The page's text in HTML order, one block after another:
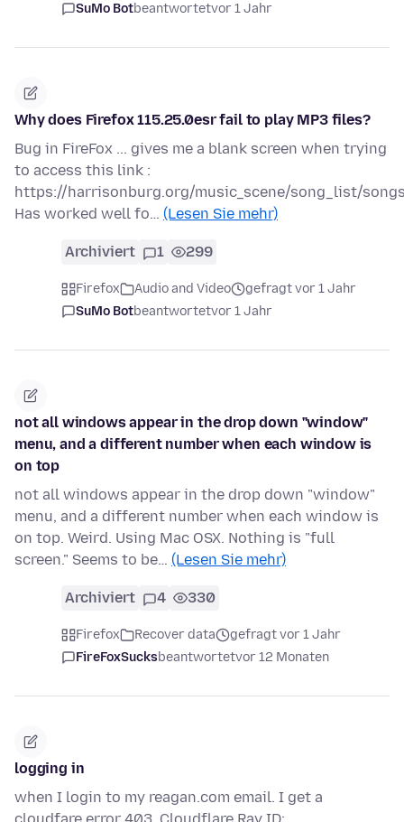
SuMo Botbeantwortetvor 1 Jahr
Why does Firefox 115.25.0esr fail to play MP3 files?
Bug in FireFox ... gives me a blank screen when trying
to access this link :
https://harrisonburg.org/music_scene/song_list/
Has worked well fo… (Lesen Sie mehr)
Archiviert 1 299
Firefox Audio and Video
gefragt vor 1 Jahr
SuMo Botbeantwortetvor 1 Jahr
not all windows appear in the drop down "window"
menu, and a different number when each window is
on top
not all windows appear in the drop down "window"
menu, and a different number when each window is
on top. Weird. Using Mac OSX. Nothing is "full
screen." Seems to be… (Lesen Sie mehr)
Archiviert 4 330
Firefox Recover data
gefragt vor 1 Jahr
FireFoxSucksbeantwortetvor 12 Monaten
logging in
when I login to my reagan.com email. I get a